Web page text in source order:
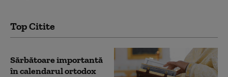
Top Citite
Sărbătoare importantă
în calendarul ortodox